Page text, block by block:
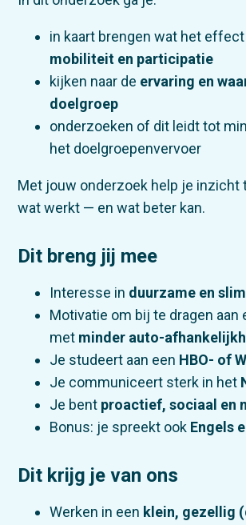
in kaart brengen wat het
mobiliteit en participatie
kijken naar de ervaring en
doelgroep
onderzoeken of dit leidt tot
het doelgroepenvervoer
Met jouw onderzoek help je inzicht
wat werkt — en wat beter kan.
Dit breng jij mee
Interesse in duurzame en
Motivatie om bij te dragen aan
met minder auto-
Je studeert aan een HBO- of
Je communiceert sterk in het
Je bent proactief, sociaal en
Bonus: je spreekt ook Engels
Dit krijg je van ons
Werken in een klein, gezellig